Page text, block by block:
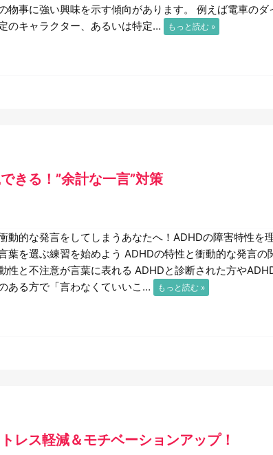
物事に強い興味を示す傾向があります。 例えば電車のダ
のキャラクター、あるいは特定…
もっと読む »
きる！”余計な一言”対策
動的な発言をしてしまうあなたへ！ADHDの障害特性を理
葉を選ぶ練習を始めよう ADHDの特性と衝動的な発言の
性と不注意が言葉に表れる ADHDと診断された方や
ある方で「言わなくていいこ…
もっと読む »
レス軽減＆モチベーションアップ！